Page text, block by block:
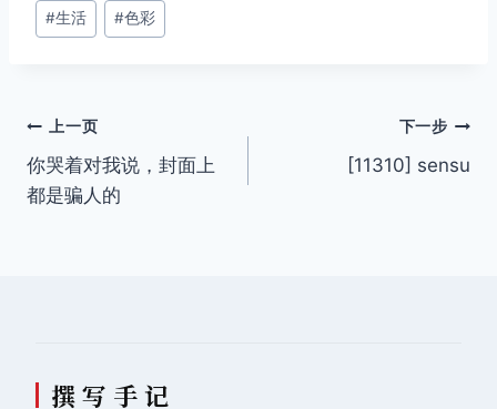
文
章
#生活 #色彩
文
章
上一页
你哭着对我说，封面上
都是骗人的
下一步
[11310] sensu
撰 写 手 记